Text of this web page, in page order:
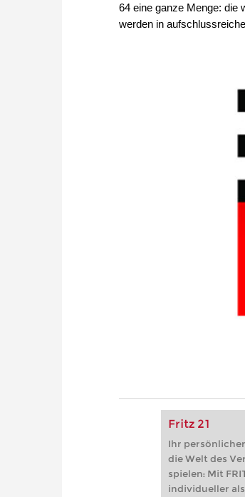
64 eine ganze Menge: die
werden in
Fritz 21
Ihr
die Welt des
spielen: Mit
individueller